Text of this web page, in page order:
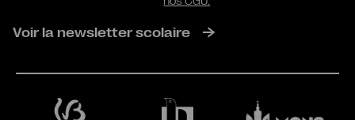
Voir la newsletter scolaire